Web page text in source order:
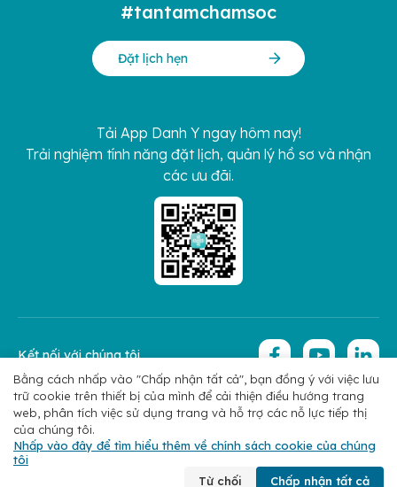
#tantamchamsoc
Đặt lịch hẹn
Tải App Danh Y ngay hôm nay!
Trải nghiệm tính năng đặt lịch, quản lý hồ sơ và nhận
các ưu đãi.
Chính sách bảo mật Copyright 2026 © Hoan My Corporation
Kết nối với chúng tôi
Đặt lịch Liên hệ
Bằng cách nhấp vào "Chấp nhận tất cả", bạn đồng ý với việc lưu
trữ cookie trên thiết bị của mình để cải thiện điều hướng trang
web, phân tích việc sử dụng trang và hỗ trợ các nỗ lực tiếp thị
của chúng tôi.
Nhấp vào đây để tìm hiểu thêm về chính sách cookie của chúng
tôi
Từ chối
Chấp nhận tất cả